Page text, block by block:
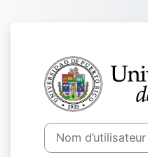
Nom d’utilisateur